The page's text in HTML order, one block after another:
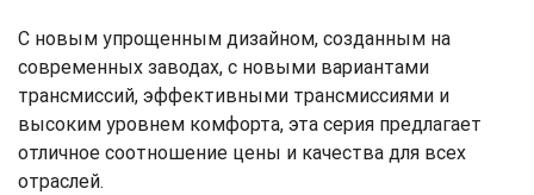
С новым упрощенным дизайном, созданным на
современных заводах, с новыми вариантами
трансмиссий, эффективными трансмиссиями и
высоким уровнем комфорта, эта серия предлагает
отличное соотношение цены и качества для всех
отраслей.